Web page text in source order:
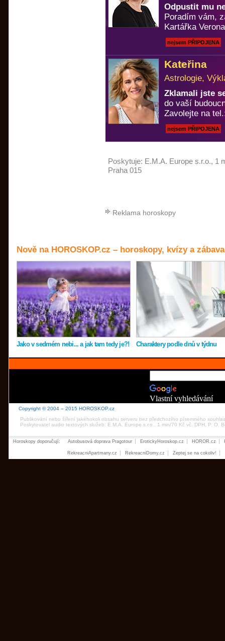
Odpustit mu
Poradím vám,
Kartářka Verona
nejsem PŘIPOJENA
Kateřina
Astrologie,
Zklamali jste
do vaší
Zavolejte na
nejsem PŘIPOJENA
Poskytuje: E.M.A. Europe s.r.o., 1
Praha 015
Reklama horoskopy
Nově na HOROSKOP.cz – horoskopy, kvízy a zábava
Jako v sedmém nebi... a jak tam tedy je?! Charaktery podle dnů v týdnu
Vlastní vyhledávání
Copyright © 2004 – 2015 HOROSKOP.cz
Publikování nebo šíření jakéhokoli obsahu serveru bez předchozího písemného
Poskytovatel audio textových služeb: E.M.A. Europe s.r.o., 1 min/70 Kč vč. DPH, P. O.
Horoskopy doporučují: Autobusová doprava Pragotour ErotickyHoroskop.cz HOROR.cz
RekreacniApartmany.cz RekreacniDomy.cz Zeptej se na cokoliv!